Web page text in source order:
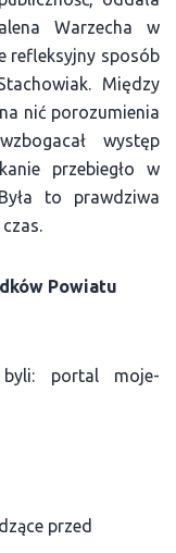
Warzecha w
refleksyjny sposób
Między
nić porozumienia
występ
przebiegło w
to prawdziwa
Powiatu
byli: portal moje-
przed